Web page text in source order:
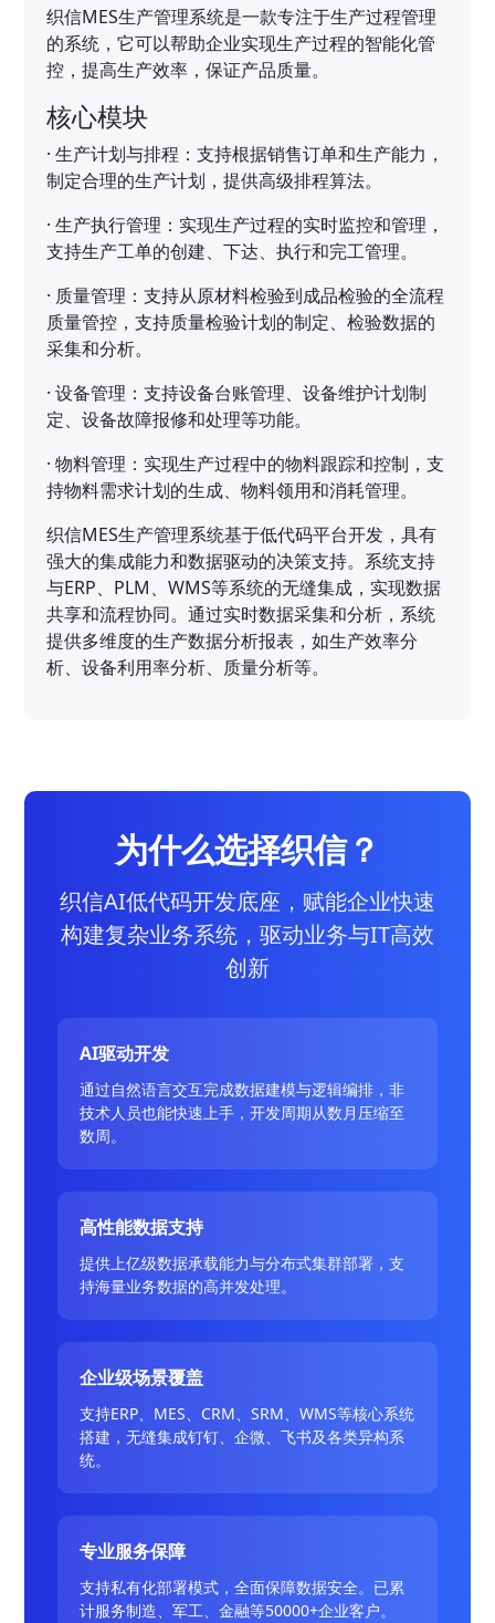
织信MES生产管理系统是一款专注于生产过程管理
的系统，它可以帮助企业实现生产过程的智能化管
控，提高生产效率，保证产品质量。
核心模块
·生产计划与排程：支持根据销售订单和生产能力，
制定合理的生产计划，提供高级排程算法。
·生产执行管理：实现生产过程的实时监控和管理，
支持生产工单的创建、下达、执行和完工管理。
· 质量管理：支持从原材料检验到成品检验的全流程
质量管控，支持质量检验计划的制定、检验数据的
采集和分析。
·设备管理：支持设备台账管理、设备维护计划制
定、设备故障报修和处理等功能。
·物料管理：实现生产过程中的物料跟踪和控制，支
持物料需求计划的生成、物料领用和消耗管理。
织信MES生产管理系统基于低代码平台开发，具有
强大的集成能力和数据驱动的决策支持。系统支持
与ERP、PLM、WMS等系统的无缝集成，实现数据
共享和流程协同。通过实时数据采集和分析，系统
提供多维度的生产数据分析报表，如生产效率分
析、设备利用率分析、质量分析等。
为什么选择织信？
织信AI低代码开发底座，赋能企业快速
构建复杂业务系统，驱动业务与IT高效
创新
AI驱动开发
通过自然语言交互完成数据建模与逻辑编排，非
技术人员也能快速上手，开发周期从数月压缩至
数周。
高性能数据支持
提供上亿级数据承载能力与分布式集群部署，支
持海量业务数据的高并发处理。
企业级场景覆盖
支持ERP、MES、CRM、SRM、WMS等核心系统
搭建，无缝集成钉钉、企微、飞书及各类异构系
统。
专业服务保障
支持私有化部署模式，全面保障数据安全。已累
计服务制造、军工、金融等50000+企业客户。